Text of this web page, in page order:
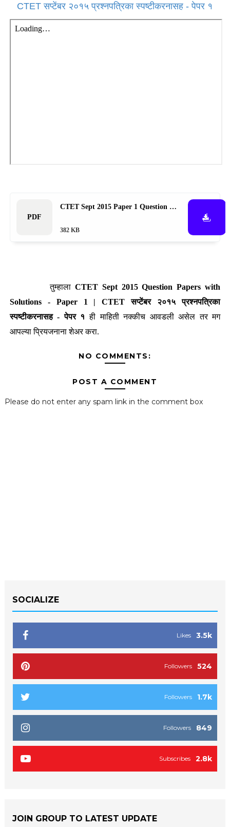
CTET सप्टेंबर २०१५ प्रश्नपत्रिका स्पष्टीकरनासह - पेपर १
CTET Sept 2015 Paper 1 Question Papers with Solutions
382 KB
तुम्हाला CTET Sept 2015 Question Papers with
Solutions - Paper 1 | CTET सप्टेंबर २०१५ प्रश्नपत्रिका
स्पष्टीकरनासह - पेपर १ ही माहिती नक्कीच आवडली असेल तर मग
आपल्या प्रियजनानाशेअरकरा.
NO COMMENTS:
POST A COMMENT
Please do not enter any spam link in the comment box
SOCIALIZE
3.5k
Likes
524
Followers
1.7k
Followers
849
Followers
2.8k
Subscribes
JOIN GROUP TO LATEST UPDATE